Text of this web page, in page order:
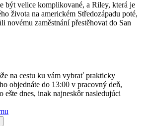
být velice komplikované, a Riley, která je
života na americkém Středozápadu poté,
novému zaměstnání přestěhovat do San
na cestu ku vám vybrať prakticky
objednáte do 13:00 v pracovný deň,
ešte dnes, inak najneskôr nasledujúci